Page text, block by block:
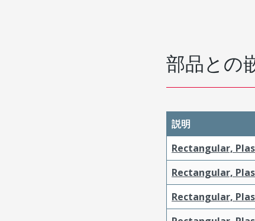
部品との
説明
Rectangular,
Rectangular,
Rectangular,